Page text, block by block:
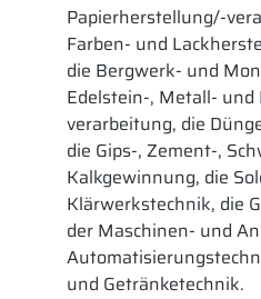
Papierherstellung/-
Farben- und
die Bergwerk- und
Edelstein-, Metall-
verarbeitung, die
die Gips-, Zement-,
Kalkgewinnung, die
Klärwerkstechnik, die
der Maschinen- und
und Getränketechnik.